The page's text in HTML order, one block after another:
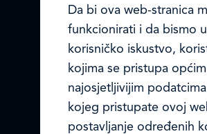
Online formular
Obavijest o Privatnosti i Kolačići
Privacy notice and Cookies
© LEDO plus d.o.o. 2026.
Da bi ova web-stranica
funkcionirati i da bismo
korisničko iskustvo,
kojima se pristupa
najosjetljivijim
kojeg pristupate ovoj
postavljanje određenih